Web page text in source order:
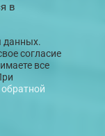
в
данных.
согласие
все